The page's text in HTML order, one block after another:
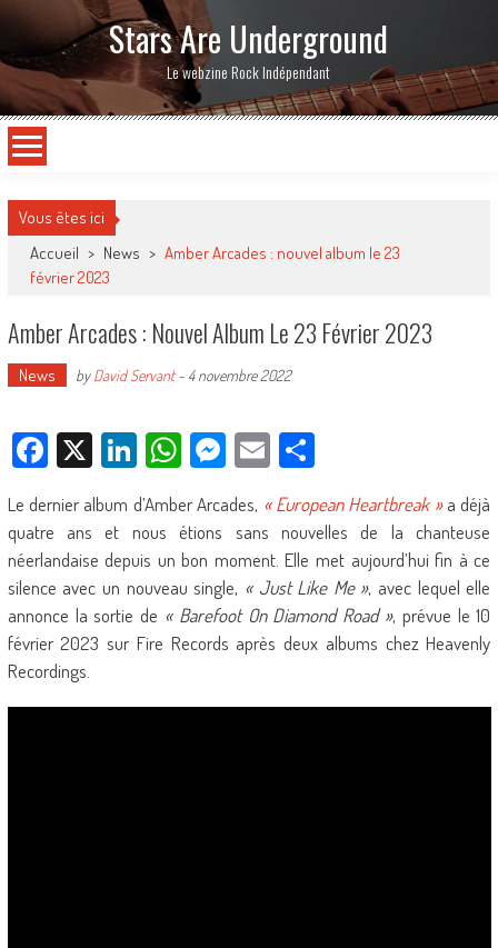
Stars Are Underground
Le webzine Rock Indépendant
Vous êtes ici
Accueil > News > Amber Arcades : nouvel album le 23
février 2023
Amber Arcades : Nouvel Album Le 23 Février 2023
News byDavid Servant- 4 novembre 2022
Facebook
X LinkedIn
WhatsApp
Messenger
EmailPartager
Le dernier album d’Amber Arcades, « European Heartbreak »a déjà
quatre ans et nous étions sans nouvelles de la chanteuse
néerlandaise depuis un bon moment. Elle met aujourd’hui fin à ce
silence avec un nouveau single, « Just Like Me », avec lequel elle
annonce la sortie de « Barefoot On Diamond Road », prévue le 10
février 2023 sur Fire Records après deux albums chez Heavenly
Recordings.